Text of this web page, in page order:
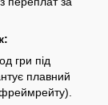
гри під
плавний